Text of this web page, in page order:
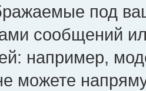
под
сообщений
например,
можете